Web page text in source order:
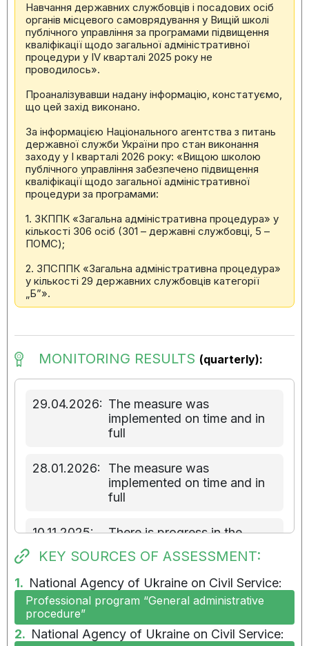
Навчання державних службовців і посадових осіб
органів місцевого самоврядування у Вищій школі
публічного управління за програмами підвищення
кваліфікації щодо загальної адміністративної
процедури у IV кварталі 2025 року не
проводилось».
Проаналізувавши надану інформацію, констатуємо,
що цей захід виконано.
За інформацією Національного агентства з питань
державної служби України про стан виконання
заходу у І кварталі 2026 року: «Вищою школою
публічного управління забезпечено підвищення
кваліфікації щодо загальної адміністративної
процедури за програмами:
1. ЗКППК «Загальна адміністративна процедура» у
кількості 306 осіб (301 – державні службовці, 5 –
ПОМС);
2. ЗПСППК «Загальна адміністративна процедура»
у кількості 29 державних службовців категорії
„Б”».
MONITORING RESULTS (quarterly):
29.04.2026: The measure was
implemented on time and in
full
28.01.2026:
The measure was
implemented on time and in
full
10.11.2025:
There is progress in the
measure
21.07.2025:
There is progress in the
implementation of the
measure
KEY SOURCES OF ASSESSMENT:
1. National Agency of Ukraine on Civil Service:
Professional program “General administrative
procedure”
2. National Agency of Ukraine on Civil Service: